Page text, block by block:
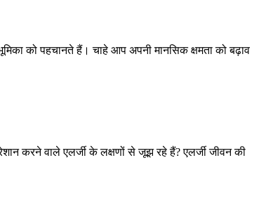
को पहचानते हैं। चाहे आप अपनी मानसिक क्षमता को बढ़ाव
करने वाले एलर्जी के लक्षणों से जूझ रहे हैं? एलर्जी जीवन की